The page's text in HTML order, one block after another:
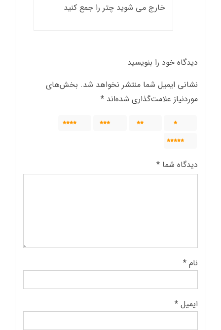
خارج می شوید چتر را جمع کنید
دیدگاه خود را بنویسید
نشانی ایمیل شما منتشر نخواهد شد. بخش‌های
موردنیاز علامت‌گذاری شده‌اند *
دیدگاه شما *
نام *
ایمیل *